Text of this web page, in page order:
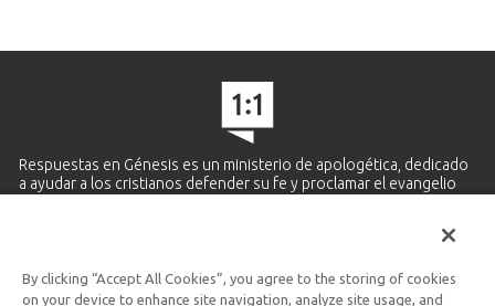
Respuestas en Génesis es un ministerio de apologética, dedicado
a ayudar a los cristianos defender su fe y proclamar el evangelio
Ministerio Hispano y Latinoamericano
By clicking “Accept All Cookies”, you agree to the storing of cookies
on your device to enhance site navigation, analyze site usage, and